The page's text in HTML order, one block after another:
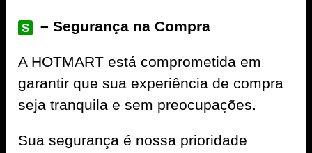
S – Segurança na Compra
A HOTMART está comprometida em
garantir que sua experiência de compra
seja tranquila e sem preocupações.
Sua segurança é nossa prioridade